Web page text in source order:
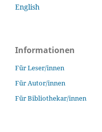
English
Informationen
Für Leser/innen
Für Autor/innen
Für Bibliothekar/innen